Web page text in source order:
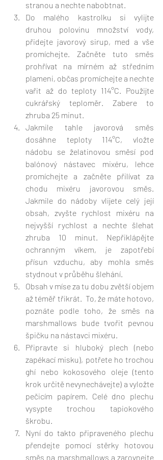
stranou a nechte nabobtnat.
Do malého kastrolku si vylijte
druhou polovinu množství vody,
přidejte javorový sirup, med a vše
promíchejte. Začněte tuto směs
prohřívat na mírném až středním
plameni, občas promíchejte a nechte
vařit až do teploty 114°C. Použijte
cukrářský teploměr. Zabere to
zhruba 25 minut.
Jakmile tahle javorová směs
dosáhne teploty 114°C, vložte
nádobu se želatinovou směsí pod
balónový nástavec mixéru, lehce
promíchejte a začněte přilívat za
chodu mixéru javorovou směs.
Jakmile do nádoby vlijete celý její
obsah, zvyšte rychlost mixéru na
nejvyšší rychlost a nechte šlehat
zhruba 10 minut. Nepřiklápějte
ochranným víkem, je zapotřebí
přísun vzduchu, aby mohla směs
stydnout v průběhu šlehání.
Obsah v míse za tu dobu zvětší objem
až téměř třikrát.  To, že máte hotovo,
poznáte podle toho, že směs na
marshmallows bude tvořit pevnou
špičku na nástavci mixéru.
Připravte si hluboký plech (nebo
zapékací misku), potřete ho trochou
ghí nebo kokosového oleje (tento
krok určitě nevynechávejte) a vyložte
pečicím papírem. Celé dno plechu
vysypte trochou tapiokového
škrobu.
Nyní do takto připraveného plechu
přendejte pomocí stěrky hotovou
směs na marshmallows a zarovnejte